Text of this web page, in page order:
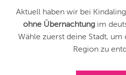
Aktuell haben wir bei
ohne Übernachtungim
Wähle zuerst deine Stadt,
Region zu